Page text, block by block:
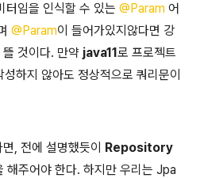
터임을 인식할 수 있는 @Param 어
@Param이 들어가있지않다면 강
것이다. 만약 java11로 프로젝트
성하지 않아도 정상적으로 쿼리문이
, 전에 설명했듯이 Repository
해주어야 한다. 하지만 우리는 Jpa